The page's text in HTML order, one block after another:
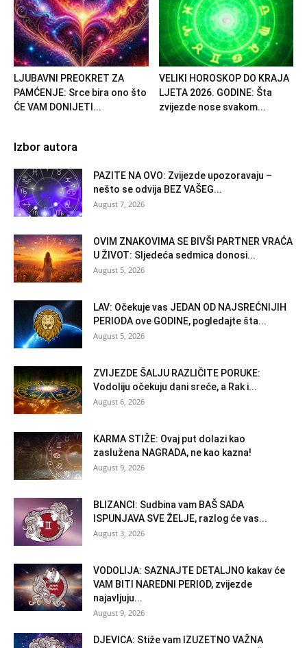
LJUBAVNI PREOKRET ZA
PAMĆENJE: Srce bira ono što
ĆE VAM DONIJETI...
VELIKI HOROSKOP DO KRAJA
LJETA 2026. GODINE: Šta
zvijezde nose svakom...
Izbor autora
PAZITE NA OVO: Zvijezde upozoravaju –
nešto se odvija BEZ VAŠEG...
August 7, 2026
OVIM ZNAKOVIMA SE BIVŠI PARTNER VRAĆA
U ŽIVOT: Sljedeća sedmica donosi...
August 5, 2026
LAV: Očekuje vas JEDAN OD NAJSREĆNIJIH
PERIODA ove GODINE, pogledajte šta...
August 5, 2026
ZVIJEZDE ŠALJU RAZLIČITE PORUKE:
Vodoliju očekuju dani sreće, a Rak i...
August 6, 2026
KARMA STIŽE: Ovaj put dolazi kao
zaslužena NAGRADA, ne kao kazna!
August 9, 2026
BLIZANCI: Sudbina vam BAŠ SADA
ISPUNJAVA SVE ŽELJE, razlog će vas...
August 3, 2026
VODOLIJA: SAZNAJTE DETALJNO kakav će
VAM BITI NAREDNI PERIOD, zvijezde
najavljuju...
August 9, 2026
DJEVICA: Stiže vam IZUZETNO VAŽNA